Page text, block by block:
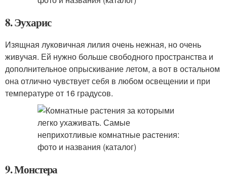
8. Эухарис
Изящная луковичная лилия очень нежная, но очень
живучая. Ей нужно больше свободного пространства и
дополнительное опрыскивание летом, а вот в остальном
она отлично чувствует себя в любом освещении и при
температуре от 16 градусов.
9. Монстера